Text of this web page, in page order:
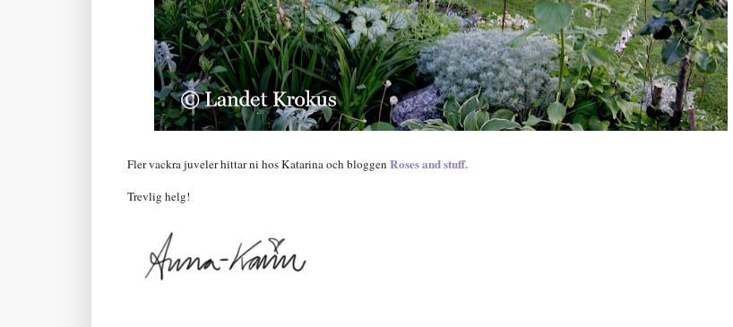
Fler vackra juveler hittar ni hos Katarina och bloggen Roses and stuff.
Trevlig helg!